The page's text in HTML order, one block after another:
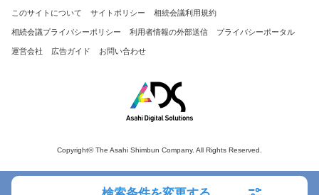
このサイトについて サイトポリシー 相続会議利用規約
相続会議プライバシーポリシー 利用者情報の外部送信 プライバシーポータル
運営会社 広告ガイド お問い合わせ
Copyright© The Asahi Shimbun Company. All Rights Reserved.